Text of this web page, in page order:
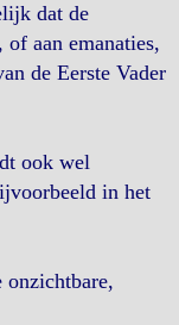
dat de
aan emanaties,
de Eerste Vader
ook wel
in het
onzichtbare,